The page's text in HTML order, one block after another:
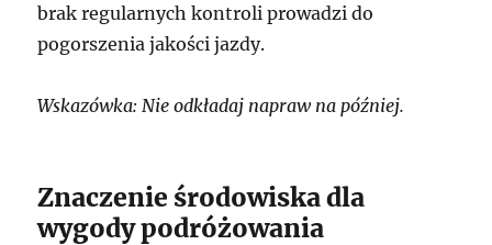
brak regularnych kontroli prowadzi do
pogorszenia jakości jazdy.
Wskazówka: Nie odkładaj napraw na później.
Znaczenie środowiska dla
wygody podróżowania